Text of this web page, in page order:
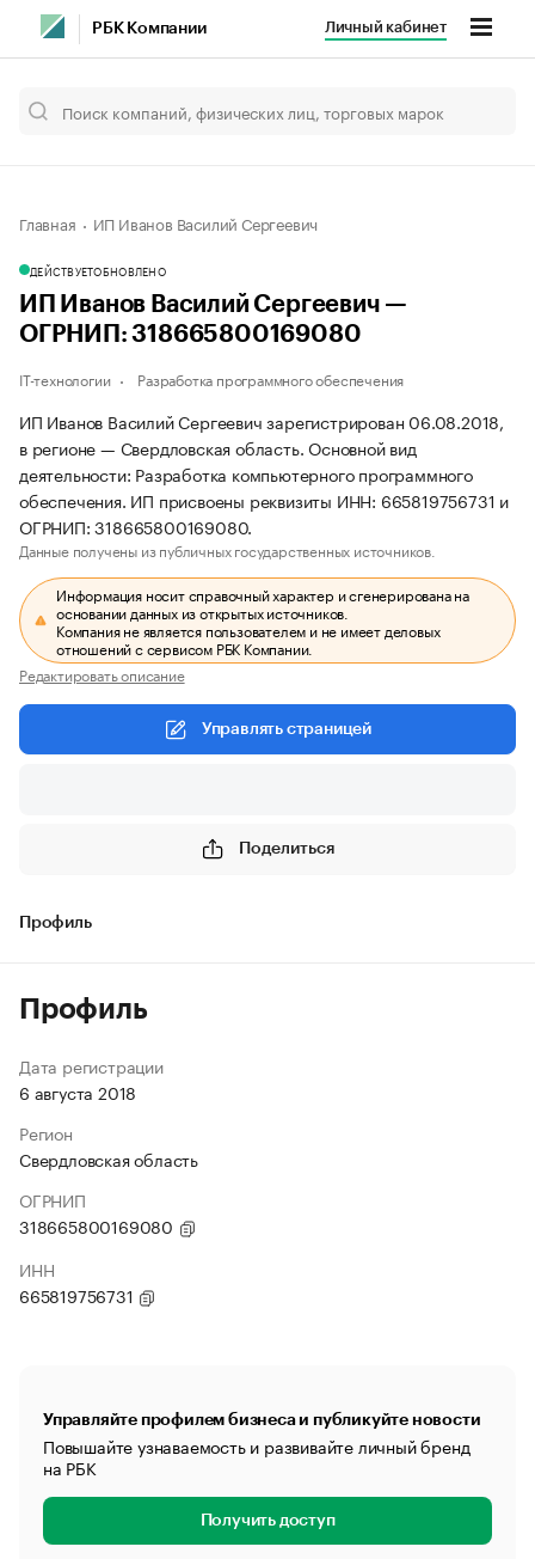
РБК Компании Личный кабинет
Главная ИП Иванов Василий Сергеевич
ДЕЙСТВУЕТОБНОВЛЕНО
ИП Иванов Василий Сергеевич —
ОГРНИП: 318665800169080
IT-технологии Разработка программного обеспечения
ИП Иванов Василий Сергеевич зарегистрирован 06.08.2018,
в регионе — Свердловская область. Основной вид
деятельности: Разработка компьютерного программного
обеспечения. ИП присвоены реквизиты ИНН: 665819756731 и
ОГРНИП: 318665800169080.
Данные получены из публичных государственных источников.
Информация носит справочный характер и сгенерирована на
основании данных из открытых источников.
Компания не является пользователем и не имеет деловых
отношений с сервисом РБК Компании.
Редактировать описание
Управлять страницей
Поделиться
Профиль
Профиль
Дата регистрации
6 августа 2018
Регион
Свердловская область
ОГРНИП
318665800169080
ИНН
665819756731
Управляйте профилем бизнеса и публикуйте новости
Повышайте узнаваемость и развивайте личный бренд
на РБК
Получить доступ